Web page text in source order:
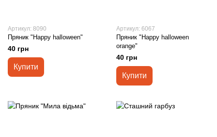
Артикул: 8090
Пряник "Happy halloween"
40 грн
Купити
Артикул: 6067
Пряник "Happy halloween
orange"
40 грн
Купити